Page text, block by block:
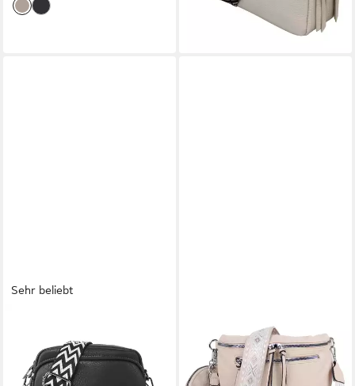
lieferbar - in 3-4 Werktagen bei dir
Sehr beliebt
Umhängetasche Damen
Handy Umhängetasche
Echtes Crossbody Bag Damen
Bauchtasche Damen Taschen,
Umhängetasche, Brusttasche,
30x20x9cm Veganes Leder